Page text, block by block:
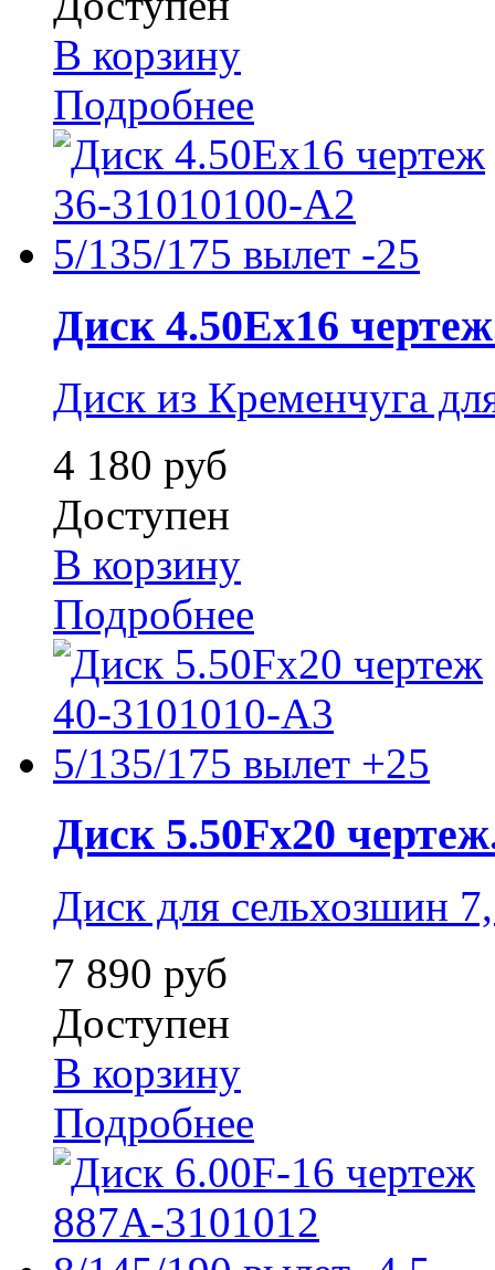
В корзину
Подробнее
Диск 4.50Ex16
Диск из Кременчуга
4 180 руб
Доступен
В корзину
Подробнее
Диск 5.50Fx20
Диск для сельхозшин
7 890 руб
Доступен
В корзину
Подробнее